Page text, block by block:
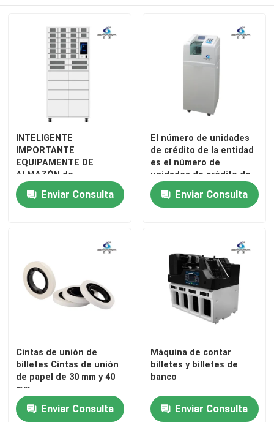
Inicio
Productos
Recorrido por la fábrica
Control de Calidad
noticias
Todos los casos
INTELIGENTE
IMPORTANTE
EQUIPAMENTE DE
ALMAZÓN de
almacenamiento
máquina de billetes
Enviar Consulta
El número de unidades
de crédito de la entidad
es el número de
unidades de crédito de
la entidad
Enviar Consulta
Cintas de unión de
billetes Cintas de unión
de papel de 30 mm y 40
mm
Enviar Consulta
Máquina de contar
billetes y billetes de
banco
Enviar Consulta